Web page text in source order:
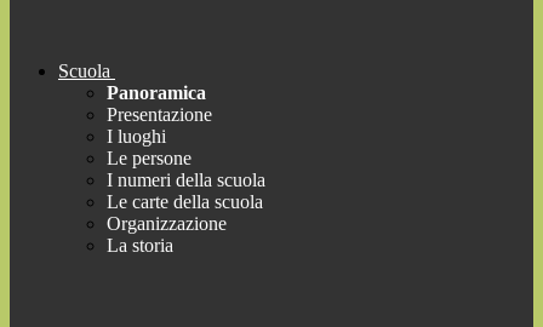
Scuola
Panoramica
Presentazione
I luoghi
Le persone
I numeri della scuola
Le carte della scuola
Organizzazione
La storia